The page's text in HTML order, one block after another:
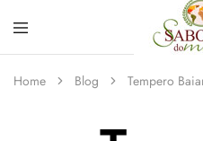
do
Mundo
loja
de
Especiarias
Home Blog Tempero